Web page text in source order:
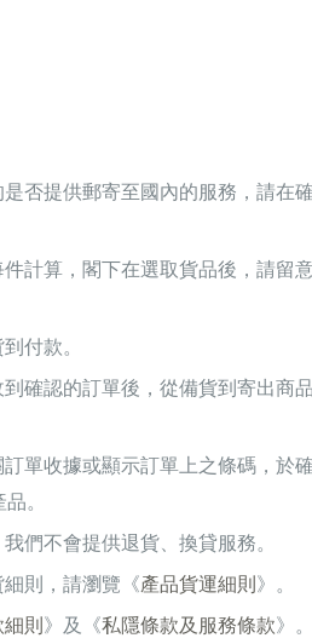
否提供郵寄至國內的服務，請在
計算，閣下在選取貨品後，請留
付款。
確認的訂單後，從備貨到寄出商
單收據或顯示訂單上之條碼，於
。
們不會提供退貨、換貸服務。
則，請瀏覽《產品貨運細則 》。
則 》及《私隱條款及服務條款》。